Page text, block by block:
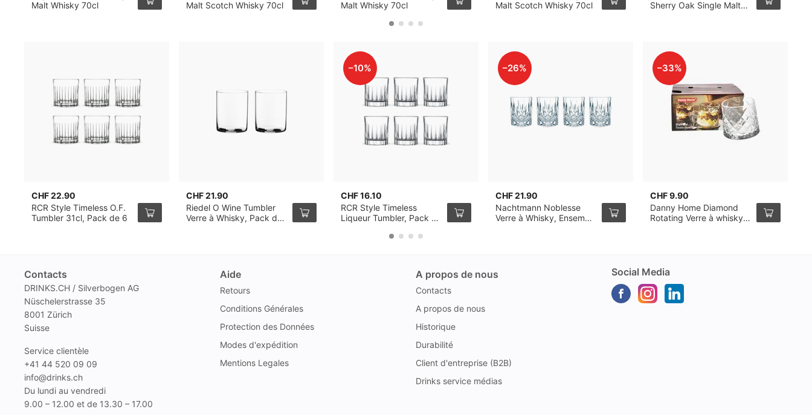
Malt Whisky 70cl
Malt Scotch Whisky 70cl
Malt Whisky 70cl
Malt Scotch Whisky 70cl
Sherry Oak Single Malt
CHF 22.90
RCR Style Timeless O.F.
Tumbler 31cl, Pack de 6
CHF 21.90
Riedel O Wine Tumbler
Verre à Whisky, Pack de
–10%
CHF 16.10
RCR Style Timeless
Liqueur Tumbler, Pack de
–26%
CHF 21.90
Nachtmann Noblesse
Verre à Whisky, Ensemble
–33%
CHF 9.90
Danny Home Diamond
Rotating Verre à whisky
Contacts
DRINKS.CH / Silverbogen AG
Nüschelerstrasse 35
8001 Zürich
Suisse
Service clientèle
+41 44 520 09 09
info@drinks.ch
Du lundi au vendredi
9.00 – 12.00 et de 13.30 – 17.00
Aide
Retours
Conditions Générales
Protection des Données
Modes d'expédition
Mentions Legales
A propos de nous
Contacts
A propos de nous
Historique
Durabilité
Client d'entreprise (B2B)
Drinks service médias
Social Media